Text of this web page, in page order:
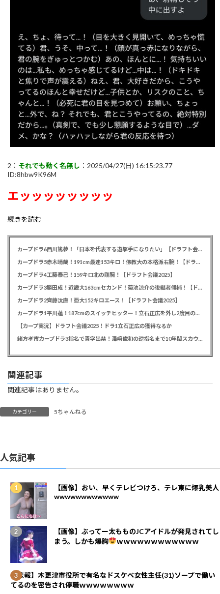
2： それでも動く名無し ：2025/04/27(日) 16:15:23.77
ID:8hbw9K96M
エッッッッッッッッ
続きを読む
カープドラ6西川篤夢！「日本を代表する遊撃手になりたい」【ドラフト会議2025】
カープドラ5赤木晴哉！191cm最速153キロ！佛教大の本格派右腕！【ドラフト会議2025】
カープドラ4工藤泰己！159キロ北の剛腕！【ドラフト会議2025】
カープドラ3勝田成！近畿大163cmセカンド！菊池涼介の後継者候補！【ドラフト会議2025】
カープドラ2齊藤汰直！亜大152キロエース！【ドラフト会議2025】
カープドラ1平川蓮！187cmのスイッチヒッター！立石正広を外し2度目の重複も新井監督がクジを引き当てる！【ドラフト会議2025】
【カープ実況】ドラフト会議2025！ドラ1立石正広の獲得なるか
緒方孝市カープドラ3指名で青学出禁！澤﨑俊和の逆指名まで10年間スカウト出禁
関連記事
関連記事はありません。
カテゴリー 5ちゃんねる
人気記事
【画像】おい、早くテレビつけろ、テレ東に爆乳美人
wwwwwwwwwwww
【画像】ぶってー太もものJCアイドルが発見されてし
まう。しかも爆胸
ｗｗｗｗｗｗｗｗｗｗｗｗ
【悲報】木更津市役所で有名なドスケベ女性主任(31)ソープで働い
てるのを密告され停職ｗｗｗｗｗｗｗｗ